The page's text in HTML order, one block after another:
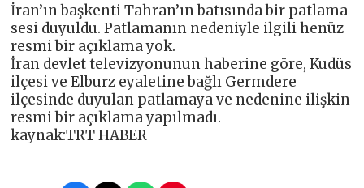
İran’ın başkenti Tahran’ın batısında bir patlama
sesi duyuldu. Patlamanın nedeniyle ilgili henüz
resmi bir açıklama yok.
İran devlet televizyonunun haberine göre, Kudüs
ilçesi ve Elburz eyaletine bağlı Germdere
ilçesinde duyulan patlamaya ve nedenine ilişkin
resmi bir açıklama yapılmadı.
kaynak:TRT HABER